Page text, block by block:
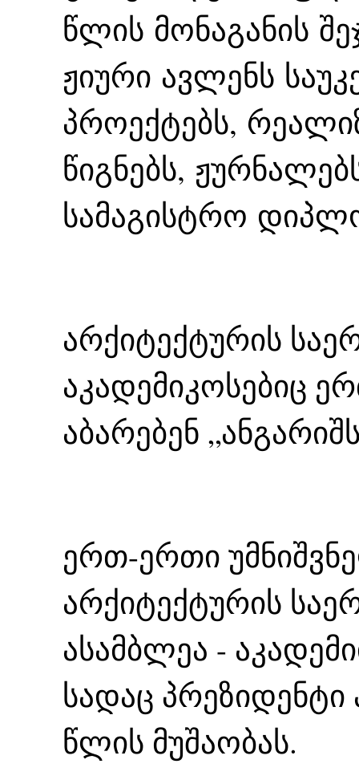
წლის მონაგანის
ჟიური ავლენს
პროექტებს,
წიგნებს,
სამაგისტრო
არქიტექტურის
აკადემიკოსებიც
აბარებენ
ერთ-ერთი
არქიტექტურის
ასამბლეა -
სადაც პრეზიდენტი
წლის მუშაობას.